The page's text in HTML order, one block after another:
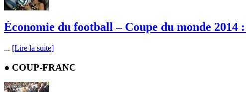
Économie du football – Coupe du monde 2014
... [Lire la suite]
● COUP-FRANC